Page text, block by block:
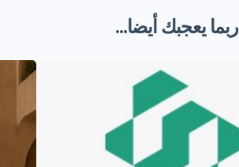
ربما يعجبك أيضا...